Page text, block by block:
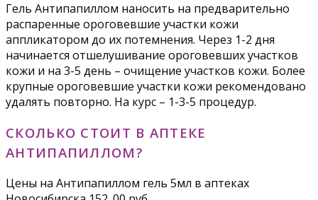
Гель Антипапиллом наносить на предварительно
распаренные ороговевшие участки кожи
аппликатором до их потемнения. Через 1-2 дня
начинается отшелушивание ороговевших участков
кожи и на 3-5 день – очищение участков кожи. Более
крупные ороговевшие участки кожи рекомендовано
удалять повторно. На курс – 1-3-5 процедур.
СКОЛЬКО СТОИТ В АПТЕКЕ
АНТИПАПИЛЛОМ?
Цены на Антипапиллом гель 5мл в аптеках